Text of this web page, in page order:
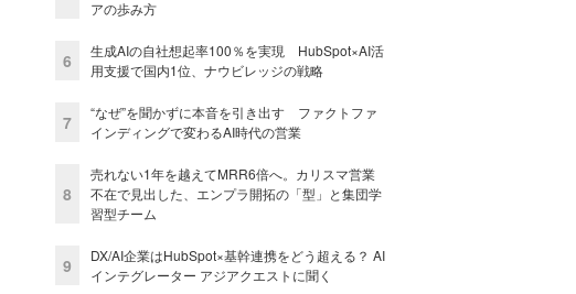
アの歩み方
6
生成AIの自社想起率100％を実現 HubSpot×AI活
用支援で国内1位、ナウビレッジの戦略
7
“なぜ”を聞かずに本音を引き出す ファクトファ
インディングで変わるAI時代の営業
8
売れない1年を越えてMRR6倍へ。カリスマ営業
不在で見出した、エンプラ開拓の「型」と集団学
習型チーム
9
DX/AI企業はHubSpot×基幹連携をどう超える？ AI
インテグレーター アジアクエストに聞く